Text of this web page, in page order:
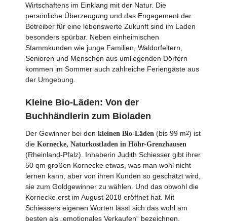
Wirtschaftens im Einklang mit der Natur. Die
persönliche Überzeugung und das Engagement der
Betreiber für eine lebenswerte Zukunft sind im Laden
besonders spürbar. Neben ein­heimischen
Stammkunden wie junge Familien, Waldorfeltern,
Senioren und Menschen aus umliegenden Dörfern
kommen im Sommer auch zahlreiche Feriengäste aus
der Umgebung.
Kleine Bio-Läden: Von der
Buchhändlerin zum Bioladen
Der Gewinner bei den kleinen Bio-Läden(bis 99 m2) ist
die Kornecke, Naturkostladen in Höhr-Grenzhausen
(Rheinland-Pfalz). Inhaberin Judith Schiesser gibt ihrer
50 qm großen Kornecke etwas, was man wohl nicht
lernen kann, aber von ihren Kunden so geschätzt wird,
sie zum Goldgewinner zu wählen. Und das obwohl die
Kornecke erst im August 2018 eröffnet hat. Mit
Schiessers eigenen Worten lässt sich das wohl am
besten als „emotionales Verkaufen“ bezeichnen.